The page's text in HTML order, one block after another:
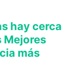
hay cerca
Mejores
más